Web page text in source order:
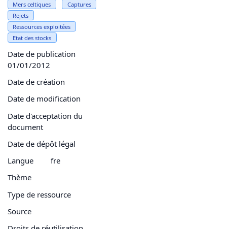
Mers celtiques
Captures
Rejets
Ressources exploitées
Etat des stocks
Date de publication
01/01/2012
Date de création
Date de modification
Date d'acceptation du
document
Date de dépôt légal
Langue
fre
Thème
Type de ressource
Source